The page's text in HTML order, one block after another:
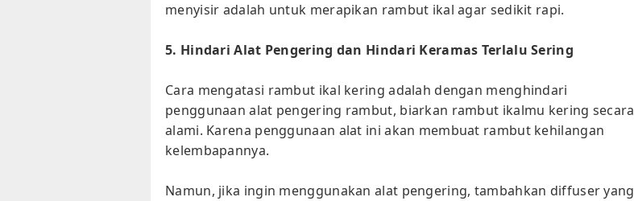
menyisir adalah untuk merapikan rambut ikal agar sedikit rapi.
5. Hindari Alat Pengering dan Hindari Keramas Terlalu Sering
Cara mengatasi rambut ikal kering adalah dengan menghindari
penggunaan alat pengering rambut, biarkan rambut ikalmu kering secara
alami. Karena penggunaan alat ini akan membuat rambut kehilangan
kelembapannya.
Namun, jika ingin menggunakan alat pengering, tambahkan diffuser yang